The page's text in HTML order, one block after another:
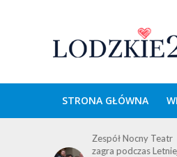
STRONA GŁÓWNA
Adoptuj psa ze
Schroniska dla